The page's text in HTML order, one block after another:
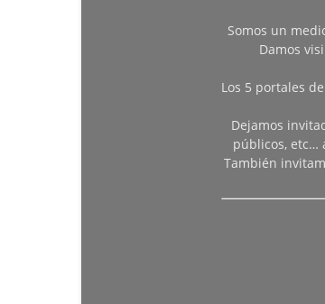
Somos un
Damos
Los 5 portales
Dejamos
públicos, etc…
También